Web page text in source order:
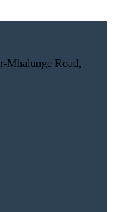
Mhalunge Road,